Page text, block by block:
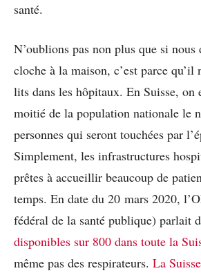
santé.
N’oublions pas non plus que si nous
cloche à la maison, c’est parce qu’il
lits dans les hôpitaux. En Suisse, on
moitié de la population nationale le
personnes qui seront touchées par
Simplement, les infrastructures
prêtes à accueillir beaucoup de
temps. En date du 20 mars 2020,
fédéral de la santé publique) parlait
disponibles sur 800 dans toute la
même pas des respirateurs. La